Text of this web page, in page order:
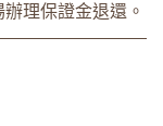
理保證金退還。